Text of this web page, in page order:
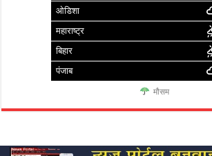
ओडिशा
महाराष्ट्र
बिहार
पंजाब
मौसम